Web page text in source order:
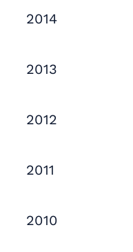
2014
2013
2012
2011
2010